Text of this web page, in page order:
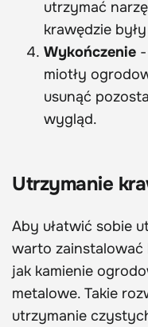
utrzymać
krawędzie
Wykończenie
miotły
usunąć
wygląd.
Utrzymanie
Aby ułatwić sobie
warto zainstalować
jak kamienie
metalowe. Takie
utrzymanie